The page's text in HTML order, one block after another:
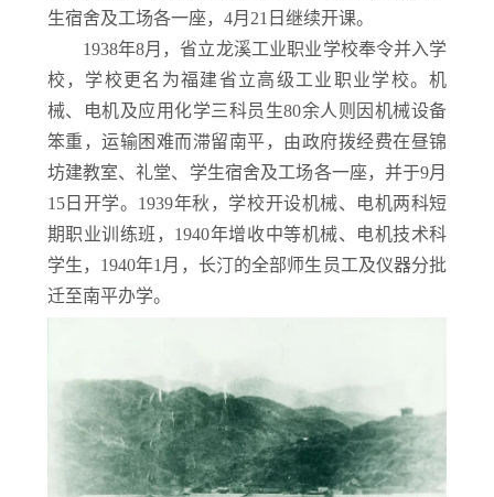
生宿舍及工场各一座，4月21日继续开课。
1938年8月，省立龙溪工业职业学校奉令并入学
校，学校更名为福建省立高级工业职业学校。机
械、电机及应用化学三科员生80余人则因机械设备
笨重，运输困难而滞留南平，由政府拨经费在昼锦
坊建教室、礼堂、学生宿舍及工场各一座，并于9月
15日开学。1939年秋，学校开设机械、电机两科短
期职业训练班，1940年增收中等机械、电机技术科
学生，1940年1月，长汀的全部师生员工及仪器分批
迁至南平办学。